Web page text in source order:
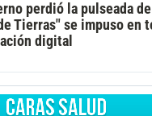
perdió la pulseada
Tierras" se impuso en
digital